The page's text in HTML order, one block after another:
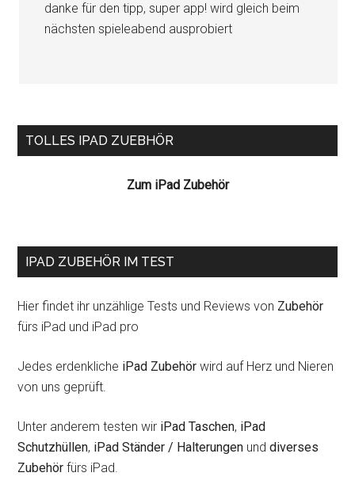
danke für den tipp, super app! wird gleich beim
nächsten spieleabend ausprobiert
Seitenspalte
TOLLES IPAD ZUEBHÖR
Zum iPad Zubehör
IPAD ZUBEHÖR IM TEST
Hier findet ihr unzählige Tests und Reviews von Zubehör
fürs iPad und iPad pro
Jedes erdenkliche iPad Zubehör wird auf Herz und Nieren
von uns geprüft.
Unter anderem testen wir iPad Taschen, iPad
Schutzhüllen, iPad Ständer / Halterungen unddiverses
Zubehör fürs iPad.